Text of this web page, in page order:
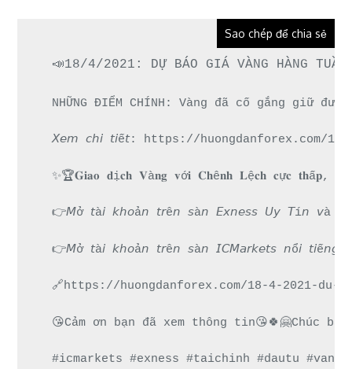
Sao chép để chia sẻ
📣18/4/2021: DỰ BÁO GIÁ VÀNG HÀNG
NHỮNG ĐIỂM CHÍNH: Vàng đã cố gắng
𝘟𝘦𝘮 𝘤𝘩𝘪 𝘵𝘪ế𝘵: https://huongdanforex.com/
✨🏆𝐆𝐢𝐚𝐨 𝐝ị𝐜𝐡 𝐕à𝐧𝐠 𝐯ớ𝐢 𝐂𝐡ê𝐧𝐡 𝐋ệ𝐜𝐡 𝐜ự𝐜 𝐭𝐡ấ𝐩,
👉𝘔ở 𝘵à𝘪 𝘬𝘩𝘰ả𝘯 𝘵𝘳ê𝘯 𝘴à𝘯 𝘌𝘹𝘯𝘦𝘴𝘴 𝘜𝘺 𝘛í𝘯 𝘷à
👉𝘔ở 𝘵à𝘪 𝘬𝘩𝘰ả𝘯 𝘵𝘳ê𝘯 𝘴à𝘯 𝘐𝘊𝘔𝘢𝘳𝘬𝘦𝘵𝘴 𝘯ổ𝘪
🔗https://huongdanforex.com/18-4-2021-
😘Cảm ơn bạn đã xem thông tin😘🍀🤗Chúc
#icmarkets #exness #taichinh #dautu #vang